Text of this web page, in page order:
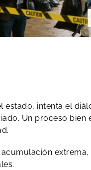
estado, intenta el
Un proceso bien